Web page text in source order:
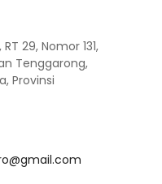
29, Nomor 131,
Tenggarong,
Provinsi